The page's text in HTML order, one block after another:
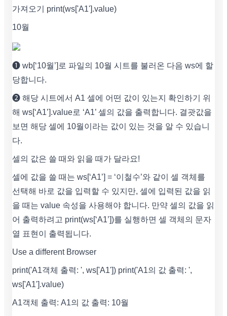
가져오기 print(ws['A1'].value)
10월
❶ wb[‘10월’]로 파일의 10월 시트를 불러온 다음 ws에 할
당합니다.
❷ 해당 시트에서 A1 셀에 어떤 값이 있는지 확인하기 위
해 ws[‘A1’].value로 ‘A1’ 셀의 값을 출력합니다. 결괏값을
보면 해당 셀에 10월이라는 값이 있는 것을 알 수 있습니
다.
셀의 값은 쓸 때와 읽을 때가 달라요!
셀에 값을 쓸 때는 ws[‘A1’] = ‘이철수’와 같이 셀 객체를
선택해 바로 값을 입력할 수 있지만, 셀에 입력된 값을 읽
을 때는 value 속성을 사용해야 합니다. 만약 셀의 값을 읽
어 출력하려고 print(ws[‘A1’])를 실행하면 셀 객체의 문자
열 표현이 출력됩니다.
Use a different Browser
print('A1객체 출력: ', ws['A1']) print('A1의 값 출력: ',
ws['A1'].value)
A1객체 출력: A1의 값 출력: 10월